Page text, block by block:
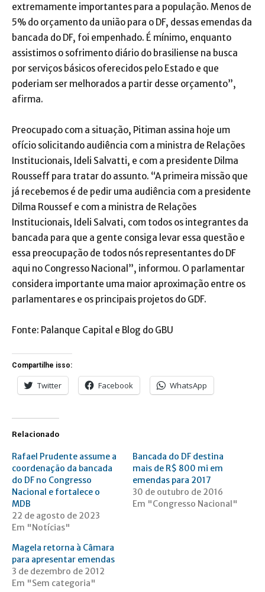
extremamente importantes para a população. Menos de
5% do orçamento da união para o DF, dessas emendas da
bancada do DF, foi empenhado. É mínimo, enquanto
assistimos o sofrimento diário do brasiliense na busca
por serviços básicos oferecidos pelo Estado e que
poderiam ser melhorados a partir desse orçamento”,
afirma.
Preocupado com a situação, Pitiman assina hoje um
ofício solicitando audiência com a ministra de Relações
Institucionais, Ideli Salvatti, e com a presidente Dilma
Rousseff para tratar do assunto. “A primeira missão que
já recebemos é de pedir uma audiência com a presidente
Dilma Roussef e com a ministra de Relações
Institucionais, Ideli Salvati, com todos os integrantes da
bancada para que a gente consiga levar essa questão e
essa preocupação de todos nós representantes do DF
aqui no Congresso Nacional”, informou. O parlamentar
considera importante uma maior aproximação entre os
parlamentares e os principais projetos do GDF.
Fonte: Palanque Capital e Blog do GBU
Compartilhe isso:
Twitter Facebook WhatsApp
Relacionado
Rafael Prudente assume a
coordenação da bancada
do DF no Congresso
Nacional e fortalece o
MDB
22 de agosto de 2023
Em "Notícias"
Bancada do DF destina
mais de R$ 800 mi em
emendas para 2017
30 de outubro de 2016
Em "Congresso Nacional"
Magela retorna à Câmara
para apresentar emendas
3 de dezembro de 2012
Em "Sem categoria"